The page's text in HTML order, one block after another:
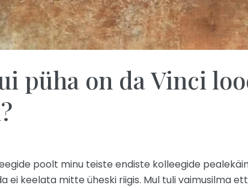
püha on da Vinci
poolt minu teiste endiste kolleegide
keelata mitte üheski riigis. Mul tuli vaimusilma